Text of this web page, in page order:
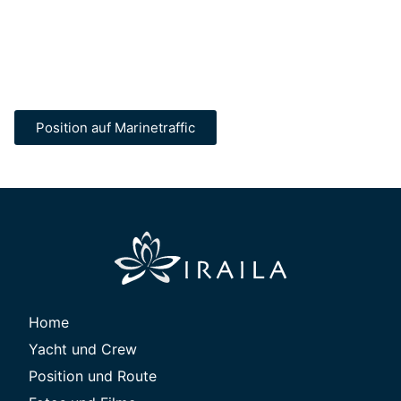
Position auf Marinetraffic
Home
Yacht und Crew
Position und Route